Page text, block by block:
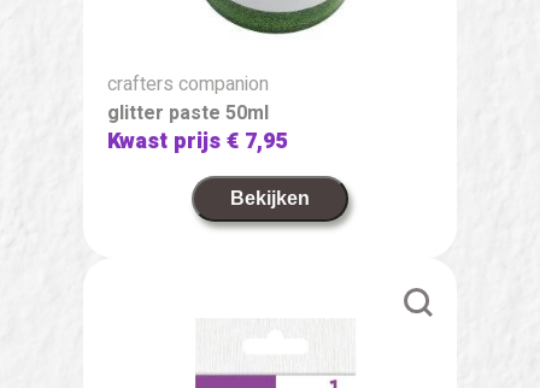
crafters companion
glitter paste 50ml
Kwast prijs€ 7,95
Bekijken